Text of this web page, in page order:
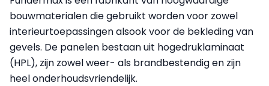
bouwmaterialen die gebruikt worden voor zowel
interieurtoepassingen alsook voor de bekleding van
gevels. De panelen bestaan uit hogedruklaminaat
(HPL), zijn zowel weer- als brandbestendig en zijn
heel onderhoudsvriendelijk.